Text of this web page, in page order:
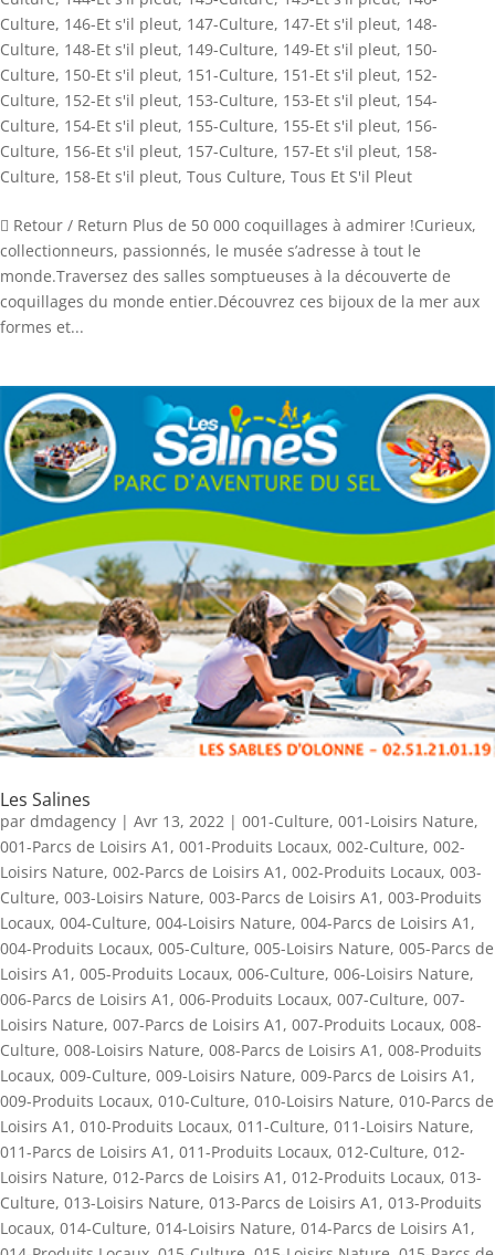
Culture, 146-Et s'il pleut, 147-Culture, 147-Et s'il pleut, 148-
Culture, 148-Et s'il pleut, 149-Culture, 149-Et s'il pleut, 150-
Culture, 150-Et s'il pleut, 151-Culture, 151-Et s'il pleut, 152-
Culture, 152-Et s'il pleut, 153-Culture, 153-Et s'il pleut, 154-
Culture, 154-Et s'il pleut, 155-Culture, 155-Et s'il pleut, 156-
Culture, 156-Et s'il pleut, 157-Culture, 157-Et s'il pleut, 158-
Culture, 158-Et s'il pleut, Tous Culture, Tous Et S'il Pleut
 Retour / Return Plus de 50 000 coquillages à admirer !Curieux,
collectionneurs, passionnés, le musée s’adresse à tout le
monde.Traversez des salles somptueuses à la découverte de
coquillages du monde entier.Découvrez ces bijoux de la mer aux
formes et...
Les Salines
par dmdagency | Avr 13, 2022 | 001-Culture, 001-Loisirs Nature,
001-Parcs de Loisirs A1 , 001-Produits Locaux, 002-Culture, 002-
Loisirs Nature, 002-Parcs de Loisirs A1 , 002-Produits Locaux, 003-
Culture, 003-Loisirs Nature, 003-Parcs de Loisirs A1 , 003-Produits
Locaux, 004-Culture, 004-Loisirs Nature, 004-Parcs de Loisirs A1 ,
004-Produits Locaux, 005-Culture, 005-Loisirs Nature, 005-Parcs de
Loisirs A1 , 005-Produits Locaux, 006-Culture, 006-Loisirs Nature,
006-Parcs de Loisirs A1 , 006-Produits Locaux, 007-Culture, 007-
Loisirs Nature, 007-Parcs de Loisirs A1 , 007-Produits Locaux, 008-
Culture, 008-Loisirs Nature, 008-Parcs de Loisirs A1 , 008-Produits
Locaux, 009-Culture, 009-Loisirs Nature, 009-Parcs de Loisirs A1 ,
009-Produits Locaux, 010-Culture, 010-Loisirs Nature, 010-Parcs de
Loisirs A1 , 010-Produits Locaux, 011-Culture, 011-Loisirs Nature,
011-Parcs de Loisirs A1 , 011-Produits Locaux, 012-Culture, 012-
Loisirs Nature, 012-Parcs de Loisirs A1 , 012-Produits Locaux, 013-
Culture, 013-Loisirs Nature, 013-Parcs de Loisirs A1 , 013-Produits
Locaux, 014-Culture, 014-Loisirs Nature, 014-Parcs de Loisirs A1 ,